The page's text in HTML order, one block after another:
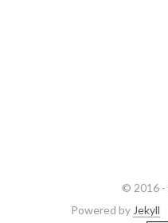
© 2016 -
Powered by Jekyll